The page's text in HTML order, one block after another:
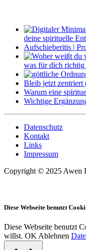
deine spirituelle
Aufschieberitis |
was für dich richtig
Bleib jetzt zentriert
Warum eine
Wichtige
Datenschutz
Kontakt
Links
Impressum
Copyright © 2025 Awen
Diese Webseite benutzt
Diese Webseite benutzt
willst. OK Ablehnen